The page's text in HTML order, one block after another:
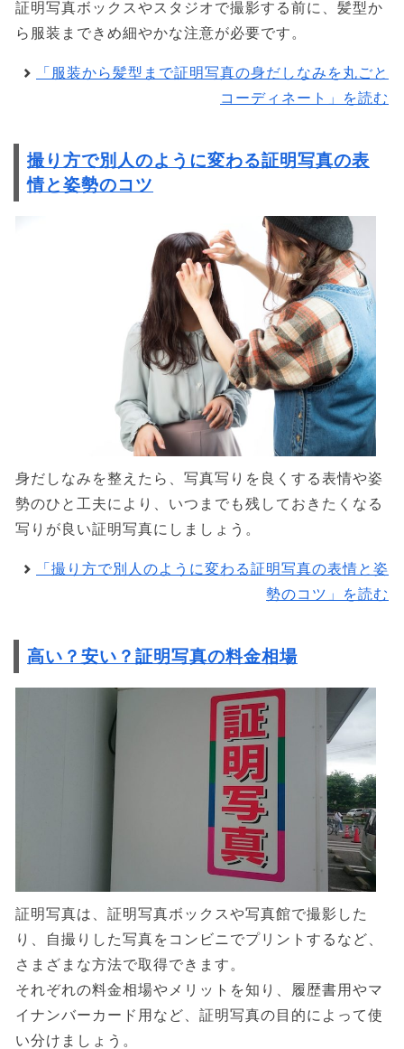
証明写真ボックスやスタジオで撮影する前に、髪型か
ら服装まできめ細やかな注意が必要です。
「服装から髪型まで証明写真の身だしなみを丸ごと
コーディネート」を読む
撮り方で別人のように変わる証明写真の表
情と姿勢のコツ
身だしなみを整えたら、写真写りを良くする表情や姿
勢のひと工夫により、いつまでも残しておきたくなる
写りが良い証明写真にしましょう。
「撮り方で別人のように変わる証明写真の表情と姿
勢のコツ」を読む
高い？安い？証明写真の料金相場
証明写真は、証明写真ボックスや写真館で撮影した
り、自撮りした写真をコンビニでプリントするなど、
さまざまな方法で取得できます。
それぞれの料金相場やメリットを知り、履歴書用やマ
イナンバーカード用など、証明写真の目的によって使
い分けましょう。